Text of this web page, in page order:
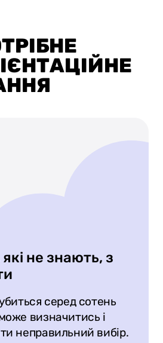
які не знають, з
серед сотень
визначитись і
неправильний вибір.